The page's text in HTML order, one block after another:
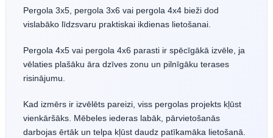
Pergola 3x5, pergola 3x6 vai pergola 4x4 bieži dod
vislabāko līdzsvaru praktiskai ikdienas lietošanai.
Pergola 4x5 vai pergola 4x6 parasti ir spēcīgākā izvēle, ja
vēlaties plašāku āra dzīves zonu un pilnīgāku terases
risinājumu.
Kad izmērs ir izvēlēts pareizi, viss pergolas projekts kļūst
vienkāršāks. Mēbeles iederas labāk, pārvietošanās
darbojas ērtāk un telpa kļūst daudz patīkamāka lietošanā.